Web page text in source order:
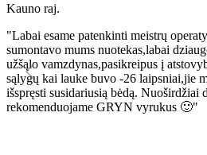
Kauno raj.
"Labai esame patenkinti meistrų
sumontavo mums nuotekas,labai
užšąlo vamzdynas,pasikreipus į
sąlygų kai lauke buvo -26 laipsniai,jie
išspręsti susidariusią bėdą. Nuoširdžiai
rekomenduojame GRYN vyrukus 🙂"